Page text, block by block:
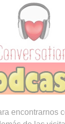
encontrarnos